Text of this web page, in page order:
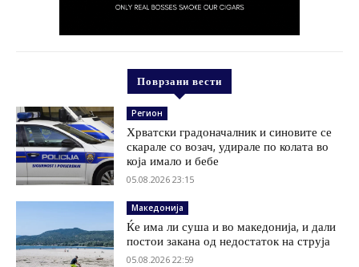
Поврзани вести
Регион
Хрватски градоначалник и синовите се
скарале со возач, удирале по колата во
која имало и бебе
05.08.2026 23:15
Македонија
Ќе има ли суша и во македонија, и дали
постои закана од недостаток на струја
05.08.2026 22:59